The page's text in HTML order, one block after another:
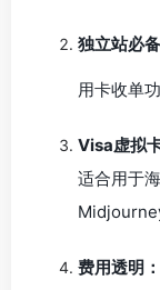
独立站必备
用卡收单
Visa虚拟
适合用于
费用透明：